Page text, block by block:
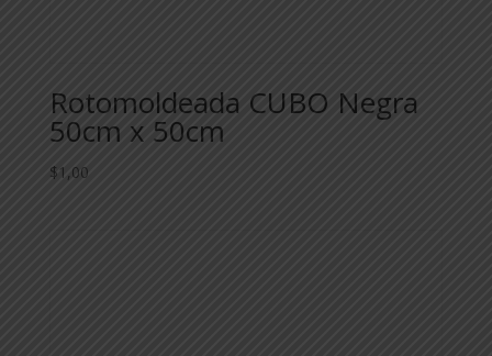
Rotomoldeada CUBO Negra
50cm x 50cm
$ 1,00